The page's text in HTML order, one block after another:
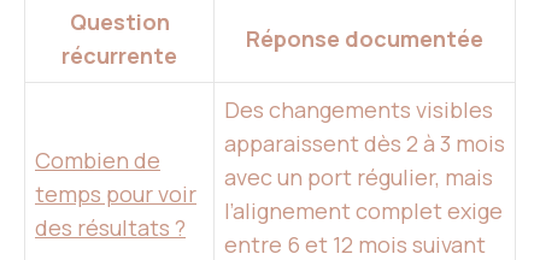
Question
récurrente
Réponse documentée
Combien de
temps pour voir
des résultats ?
Des changements visibles
apparaissent dès 2 à 3 mois
avec un port régulier, mais
l’alignement complet exige
entre 6 et 12 mois suivant